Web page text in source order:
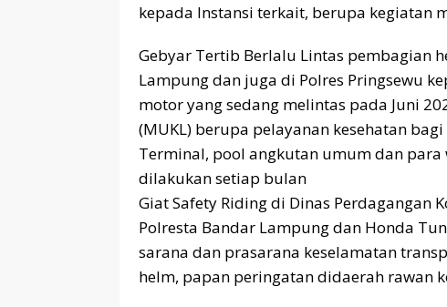
kepada Instansi terkait, berupa kegiatan
Gebyar Tertib Berlalu Lintas pembagian
Lampung dan juga di Polres Pringsewu
motor yang sedang melintas pada Juni
(MUKL) berupa pelayanan kesehatan
Terminal, pool angkutan umum dan
dilakukan setiap bulan
Giat Safety Riding di Dinas Perdagangan
Polresta Bandar Lampung dan Honda
sarana dan prasarana keselamatan
helm, papan peringatan didaerah rawan